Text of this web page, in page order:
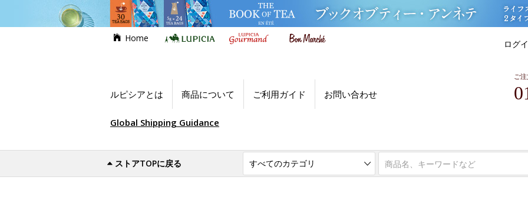
Home
ログ
ルピシアとは 商品について ご利用ガイド お問い合わせ
ご
Global Shipping Guidance
ストアTOPに戻る
世界のお茶専門店ルピシア お買い得商品 ボンマルシェ お買い得市場